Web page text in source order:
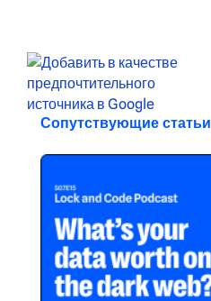
Сопутствующие статьи